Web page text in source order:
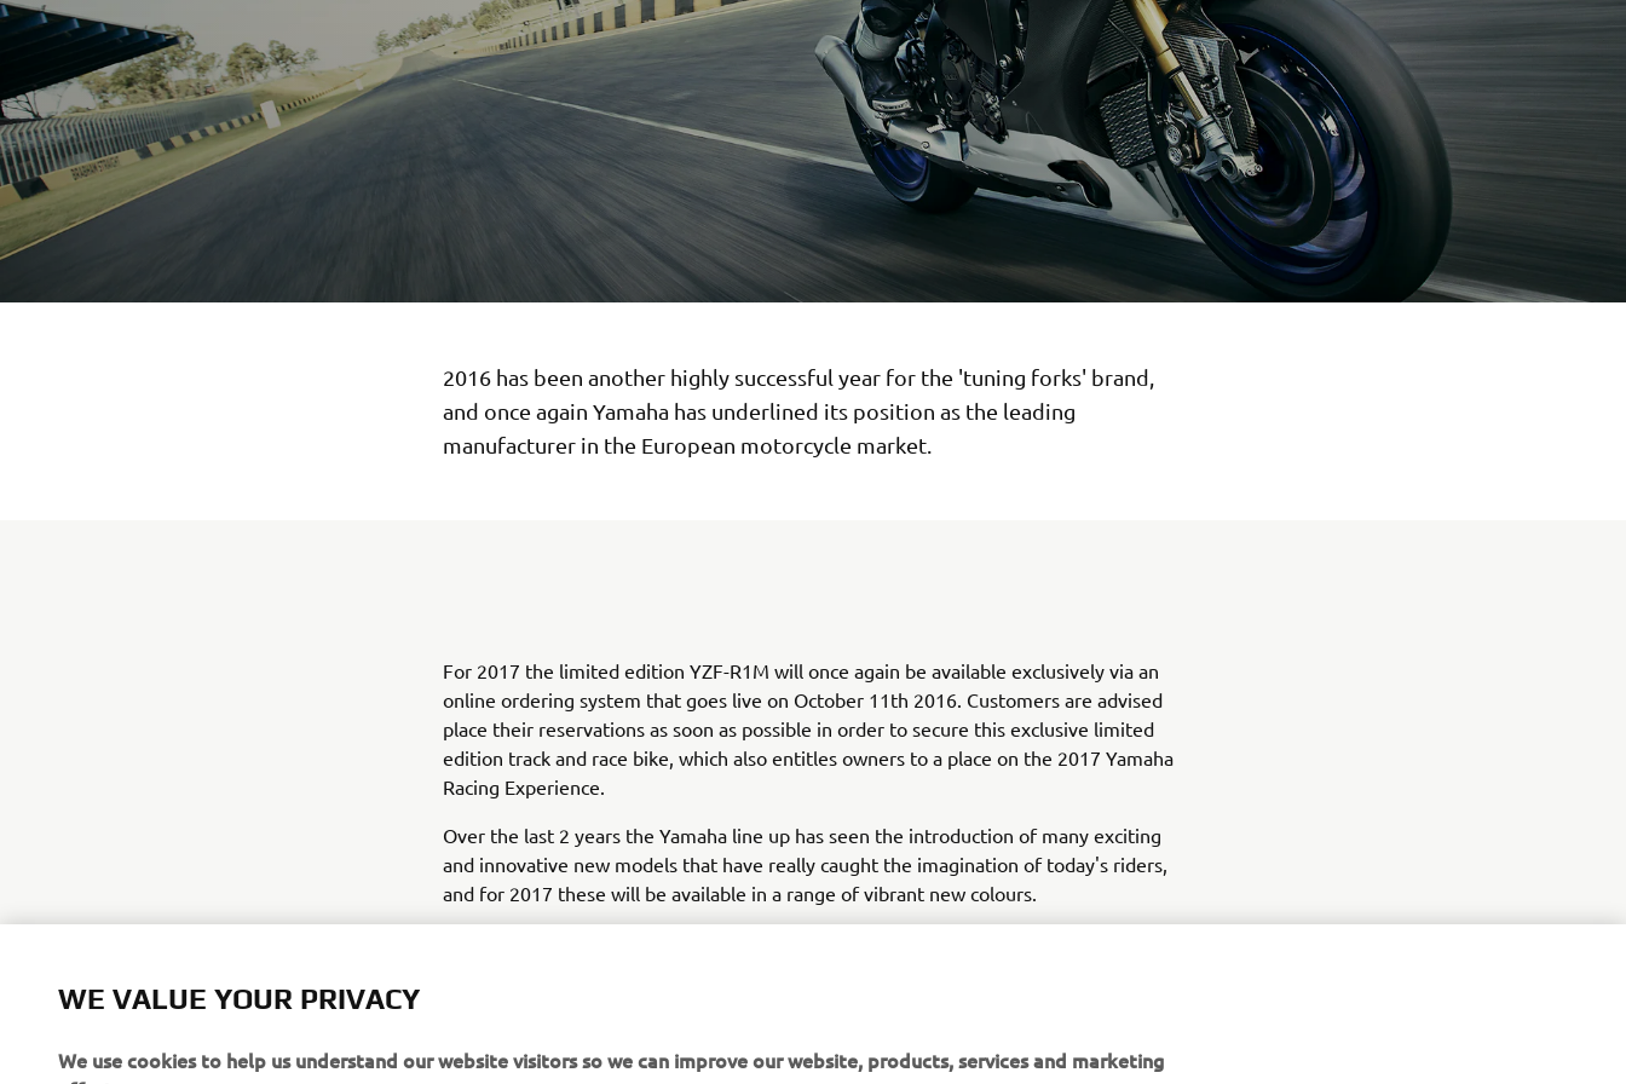
2016 has been another highly successful year for the 'tuning forks' brand,
and once again Yamaha has underlined its position as the leading
manufacturer in the European motorcycle market.
For 2017 the limited edition YZF-R1M will once again be available exclusively via an
online ordering system that goes live on October 11th 2016. Customers are advised
place their reservations as soon as possible in order to secure this exclusive limited
edition track and race bike, which also entitles owners to a place on the 2017 Yamaha
Racing Experience.
Over the last 2 years the Yamaha line up has seen the introduction of many exciting
and innovative new models that have really caught the imagination of today's riders,
and for 2017 these will be available in a range of vibrant new colours.
WE VALUE YOUR PRIVACY
We use cookies to help us understand our website visitors so we can improve our website, products, services and marketing